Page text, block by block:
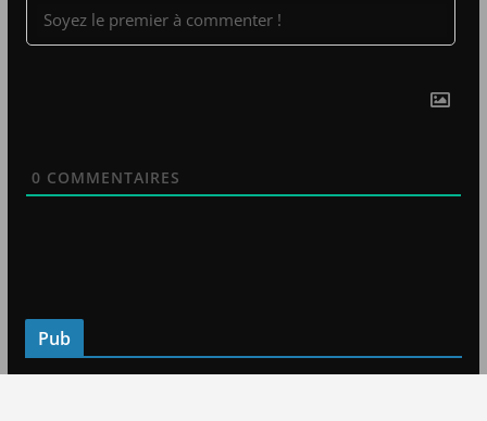
0 COMMENTAIRES
Pub